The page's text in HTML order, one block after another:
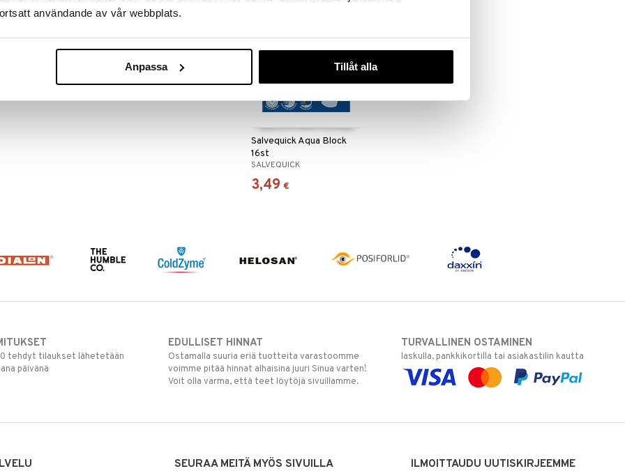
användande av vår webbplats.
Anpassa Tillåt alla
Salvequick Aqua Block
16st
SALVEQUICK
3,49 €
tehdyt tilaukset lähetetään
päivänä
EDULLISET HINNAT
Ostamalla suuria eriä tuotteita varastoomme
voimme pitää hinnat alhaisina juuri Sinua varten!
Voit olla varma, että teet löytöjä sivuillamme.
TURVALLINEN OSTAMINEN
laskulla, pankkikortilla tai asiakastilin kautta
SEURAA MEITÄ MYÖS SIVUILLA ILMOITTAUDU UUTISKIRJEEMME